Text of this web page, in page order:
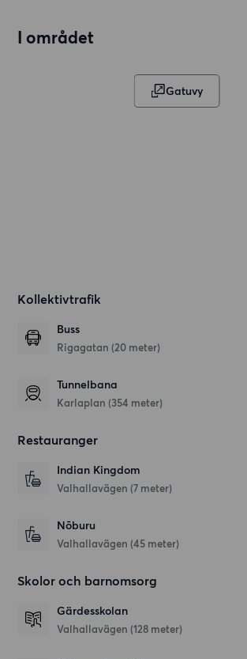
I området
Gatuvy
Kollektivtrafik
Buss
Rigagatan (20 meter)
Tunnelbana
Karlaplan (354 meter)
Restauranger
Indian Kingdom
Valhallavägen (7 meter)
Nōburu
Valhallavägen (45 meter)
Skolor och barnomsorg
Gärdesskolan
Valhallavägen (128 meter)